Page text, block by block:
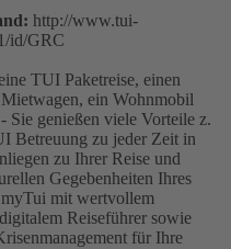
http://www.tui-
id/GRC
TUI Paketreise, einen
ein Wohnmobil
Sie genießen viele Vorteile z.
Betreuung zu jeder Zeit in
zu Ihrer Reise und
Gegebenheiten Ihres
mit wertvollem
Reiseführer sowie
für Ihre